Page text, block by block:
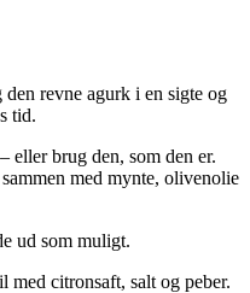
revne agurk i en sigte og
tid.
brug den, som den er.
med mynte, olivenolie
ud som muligt.
med citronsaft, salt og peber.